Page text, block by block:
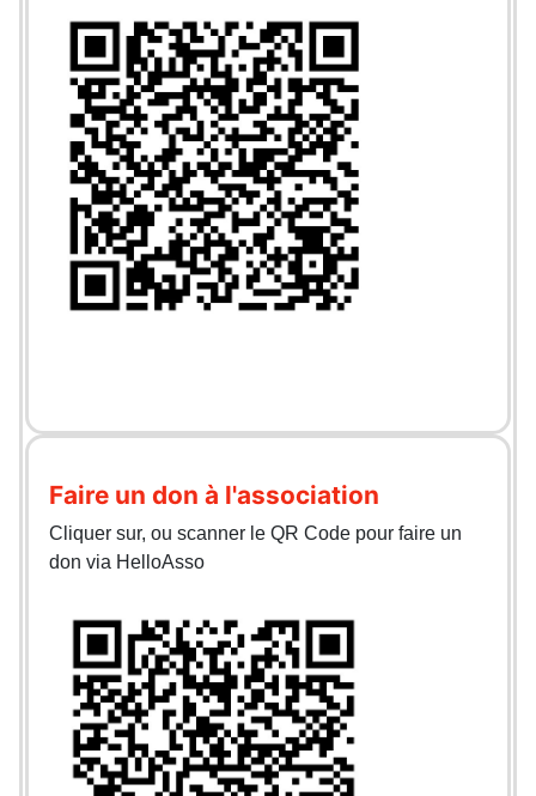
Faire un don à l'association
Cliquer sur, ou scanner le QR Code pour faire un
don via HelloAsso